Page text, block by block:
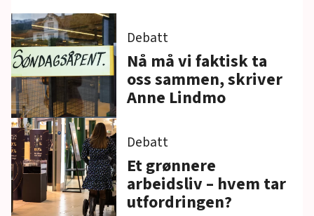
Debatt
Nå må vi faktisk ta
oss sammen, skriver
Anne Lindmo
Debatt
Et grønnere
arbeidsliv – hvem tar
utfordringen?